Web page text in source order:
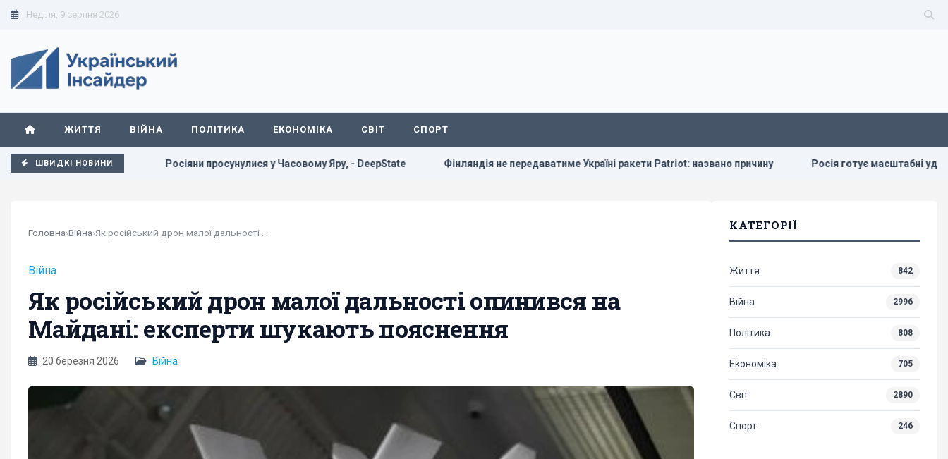
Неділя, 9 серпня 2026
ЖИТТЯ ВІЙНА ПОЛІТИКА ЕКОНОМІКА СВІТ СПОРТ
ШВИДКІ НОВИНИ
Європі Росіяни просунулися у Часовому Яру, - DeepState Фінляндія не передаватиме Україні ракети Patriot: названо причину Росія готує масштабні удари по Києву
Головна›Війна›
Війна
Як російський дрон малої дальності опинився на
Майдані: експерти шукають пояснення
20 березня 2026 Війна
КАТЕГОРІЇ
Життя 842
Війна 2996
Політика 808
Економіка 705
Світ 2890
Спорт 246